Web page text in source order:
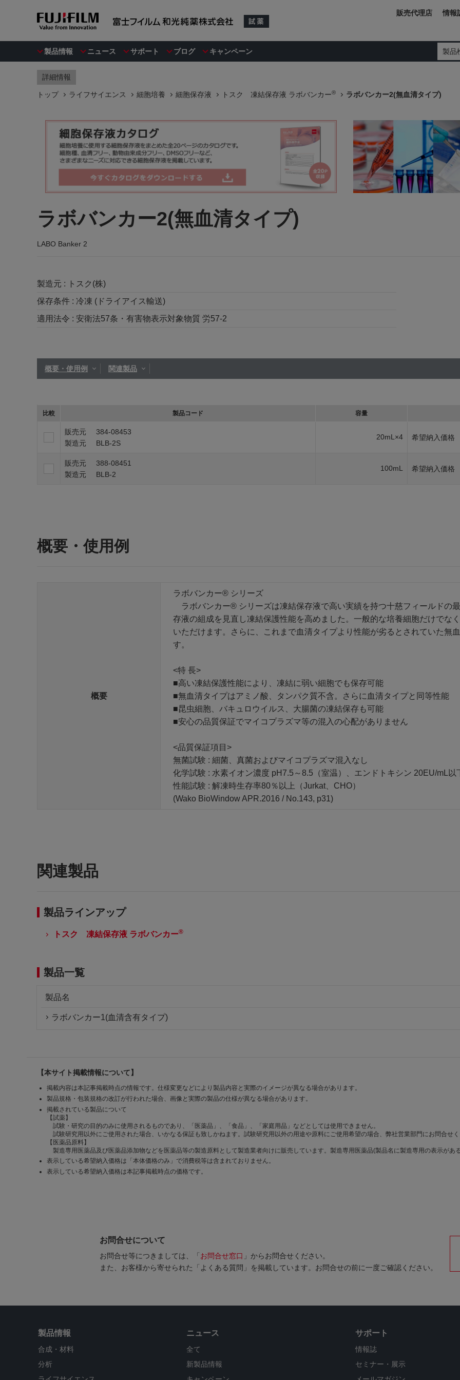
製品情報 ニュース サポート ブログ キャンペーン 製品
販売代理店 情報
詳細情報
トップ ライフサイエンス 細胞培養 細胞保存液 トスク 凍結保存液 ラボバンカー® ラボバンカー2(無血清タイプ)
ラボバンカー2(無血清タイプ)
LABO Banker 2
製造元 :
トスク(株)
保存条件 : 冷凍 (ドライアイス輸送)
適用法令 : 安衛法57条・有害物表示対象物質 労57-2
概要・使用例 関連製品
比較 製品コード 容量
販売元
384-08453
製造元
BLB-2S
20mL×4 希望納入価格
販売元
388-08451
製造元
BLB-2
100mL 希望納入価格
概要・使用例
概要
ラボバンカー® シリーズ
ラボバンカー® シリーズは凍結保存液で高い実績を持つ十慈フィールドの
存液の組成を見直し凍結保護性能を高めました。一般的な培養細胞だけでな
いただけます。さらに、これまで血清タイプより性能が劣るとされていた無
す。
<特 長>
■高い凍結保護性能により、凍結に弱い細胞でも保存可能
■無血清タイプはアミノ酸、タンパク質不含。さらに血清タイプと同等性能
■昆虫細胞、バキュロウイルス、大腸菌の凍結保存も可能
■安心の品質保証でマイコプラズマ等の混入の心配がありません
<品質保証項目>
無菌試験 : 細菌、真菌およびマイコプラズマ混入なし
化学試験 : 水素イオン濃度 pH7.5～8.5（室温）、エンドトキシン 20EU/mL以
性能試験 : 解凍時生存率80％以上（Jurkat、CHO）
(Wako BioWindow APR.2016 / No.143, p31)
関連製品
製品ラインアップ
トスク 凍結保存液 ラボバンカー®
製品一覧
製品名
ラボバンカー1(血清含有タイプ)
【本サイト掲載情報について】
掲載内容は本記事掲載時点の情報です。仕様変更などにより製品内容と実際のイメージが異なる場合があります。
製品規格・包装規格の改訂が行われた場合、画像と実際の製品の仕様が異なる場合があります。
掲載されている製品について
【試薬】
試験・研究の目的のみに使用されるものであり、「医薬品」、「食品」、「家庭用品」などとしては使用できません。
試験研究用以外にご使用された場合、いかなる保証も致しかねます。試験研究用以外の用途や原料にご使用希望の場合、弊社営業部門にお問合せ
【医薬品原料】
製造専用医薬品及び医薬品添加物などを医薬品等の製造原料として製造業者向けに販売しています。製造専用医薬品(製品名に製造専用の表示があ
表示している希望納入価格は「本体価格のみ」で消費税等は含まれておりません。
表示している希望納入価格は本記事掲載時点の価格です。
お問合せについて
お問合せ等につきましては、「 お問合せ窓口 」からお問合せください。
また、お客様から寄せられた「よくある質問」を掲載しています。お問合せの前に一度ご確認ください。
製品情報
合成・材料
分析
ニュース
全て
新製品情報
サポート
情報誌
セミナー・展示